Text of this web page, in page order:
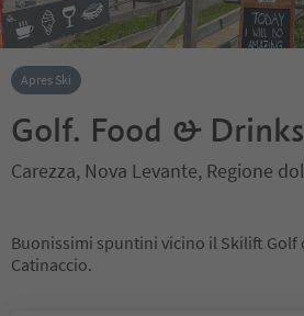
Apres Ski
Golf. Food & Drinks
Carezza, Nova Levante, Regione
Buonissimi spuntini vicino il Skilift Golf
Catinaccio.